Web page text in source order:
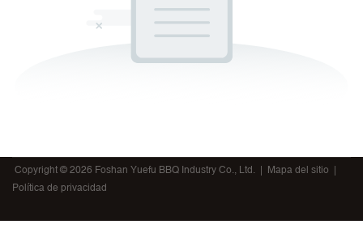
Copyright © 2026 Foshan Yuefu BBQ Industry Co., Ltd. | Mapa del sitio
Política de privacidad